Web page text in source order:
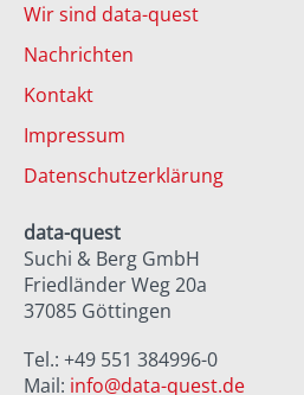
Wir sind data-quest
Nachrichten
Kontakt
Impressum
Datenschutzerklärung
data-quest
Suchi & Berg GmbH
Friedländer Weg 20a
37085 Göttingen
Tel.: +49 551 384996-0
Mail: info@data-quest.de